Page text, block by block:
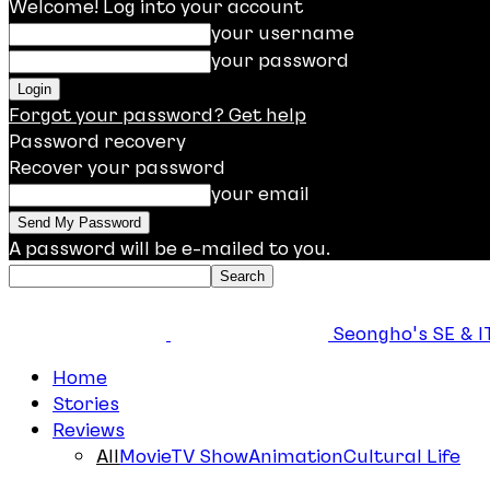
Welcome! Log into your account
your username
your password
Forgot your password? Get help
Password recovery
Recover your password
your email
A password will be e-mailed to you.
Seongho's SE &
Home
Stories
Reviews
AllMovieTV ShowAnimationCultural Life